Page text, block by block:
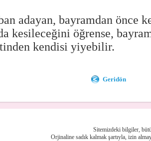
adayan, bayramdan önce
kesileceğini öğrense,
kendisi yiyebilir.
Geridön
Sitemizdeki bilgiler,
Orjinaline sadık kalmak şartıyla, izin